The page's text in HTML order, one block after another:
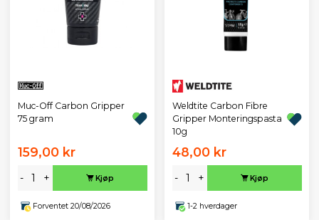
Muc-Off Carbon Gripper
75 gram
159,00 kr
- + Kjøp
Forventet 20/08/2026
Weldtite Carbon Fibre
Gripper Monteringspasta
10g
48,00 kr
- + Kjøp
1-2 hverdager